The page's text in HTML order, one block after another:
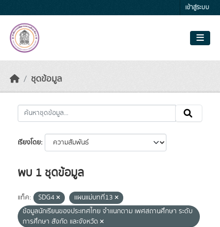
เข้าสู่ระบบ
ชุดข้อมูล
เรียงโดย
พบ 1 ชุดข้อมูล
แท็ค: SDG4
แผนแม่บทที่13
ข้อมูลนักเรียนของประเทศไทย จำแนกตาม เพศสถานศึกษา ระดับ
การศึกษา สังกัด และจังหวัด